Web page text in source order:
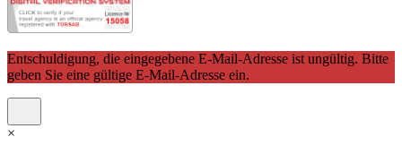
Entschuldigung, die eingegebene E-Mail-Adresse ist ungültig. Bitte
geben Sie eine gültige E-Mail-Adresse ein.
×